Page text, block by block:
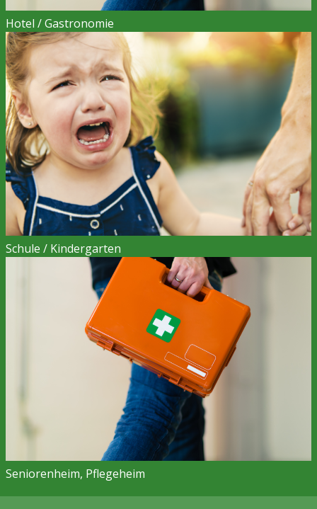
Hotel / Gastronomie
Schule / Kindergarten
Seniorenheim, Pflegeheim